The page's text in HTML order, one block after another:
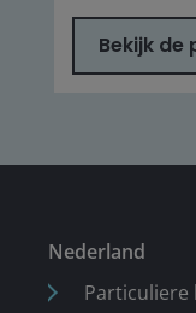
Bekijk de
Nederland
Particuliere